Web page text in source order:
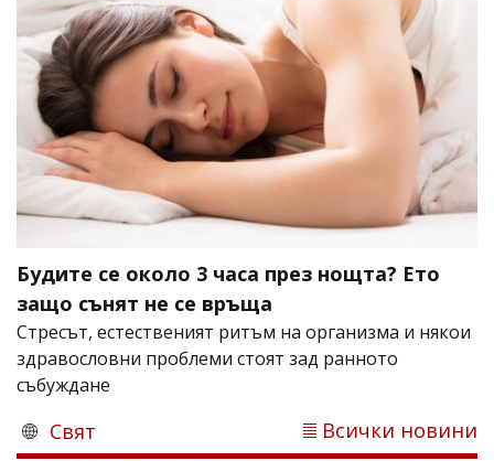
Будите се около 3 часа през нощта? Ето
защо сънят не се връща
Стресът, естественият ритъм на организма и някои
здравословни проблеми стоят зад ранното
събуждане
Свят Всички новини